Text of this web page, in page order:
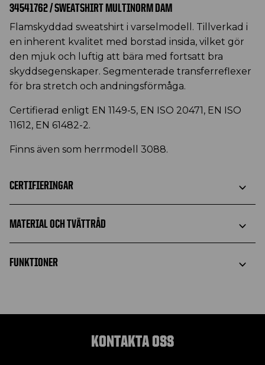
34541762 / SWEATSHIRT MULTINORM DAM
Flamskyddad sweatshirt i varselmodell. Tillverkad i
en inherent kvalitet med borstad insida, vilket gör
den mjuk och luftig att bära med fortsatt bra
skyddsegenskaper. Segmenterade transferreflexer
för bra stretch och andningsförmåga.
Certifierad enligt EN 1149-5, EN ISO 20471, EN ISO
11612, EN 61482-2.
Finns även som herrmodell 3088.
CERTIFIERINGAR
MATERIAL OCH TVÄTTRÅD
FUNKTIONER
KONTAKTA OSS